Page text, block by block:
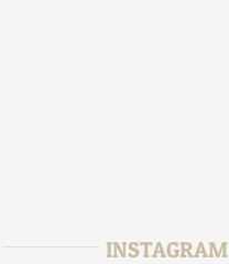
INSTAGRAM